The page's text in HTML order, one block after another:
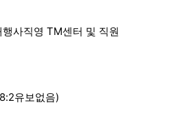
사직영 TM센터 및 직원
유보없음)